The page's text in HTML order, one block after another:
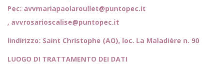
Pec: avvmariapaolaroullet@puntopec.it
, avvrosarioscalise@puntopec.it
Iindirizzo: Saint Christophe (AO), loc. La Maladière n. 90
LUOGO DI TRATTAMENTO DEI DATI